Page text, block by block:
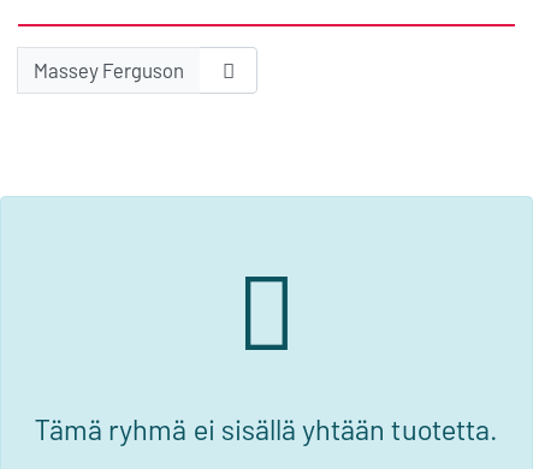
Massey Ferguson
Tämä ryhmä ei sisällä yhtään tuotetta.